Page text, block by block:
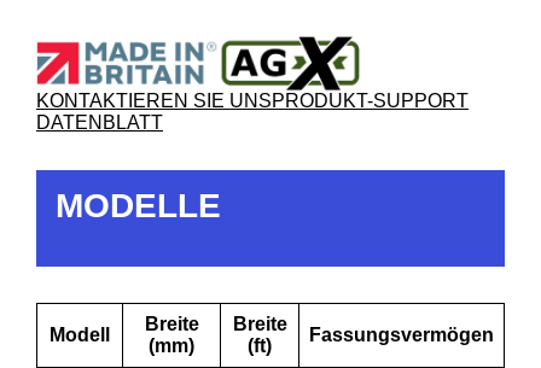
KONTAKTIEREN SIE UNSPRODUKT-SUPPORT
DATENBLATT
MODELLE
Modell
Breite
(mm)
Breite
(ft)
Fassungsvermögen